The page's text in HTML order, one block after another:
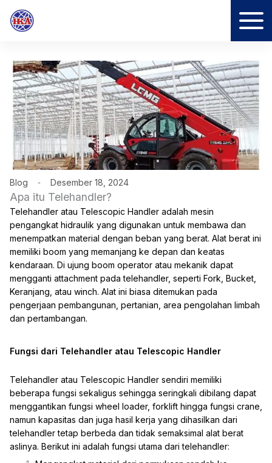
konten
Blog Desember 18, 2024
Apa itu Telehandler?
Telehandler atau Telescopic Handler adalah mesin
pengangkat hidraulik yang digunakan untuk membawa dan
menempatkan material dengan beban yang berat. Alat berat ini
memiliki boom yang memanjang ke depan dan keatas
kendaraan. Di ujung boom operator atau mekanik dapat
mengganti attachment pada telehandler, seperti Fork, Bucket,
Keranjang, atau winch. Alat ini biasa ditemukan pada
pengerjaan pembangunan, pertanian, area pengolahan limbah
dan pertambangan.
Fungsi dari Telehandler atau Telescopic Handler
Telehandler atau Telescopic Handler sendiri memiliki
beberapa fungsi sekaligus sehingga seringkali dibilang dapat
menggantikan fungsi wheel loader, forklift hingga fungsi crane,
namun kapasitas dan juga hasil kerja yang dihasilkan dari
telehandler tetap berbeda dan tidak semaksimal alat berat
aslinya. Berikut ini adalah fungsi utama dari telehandler: